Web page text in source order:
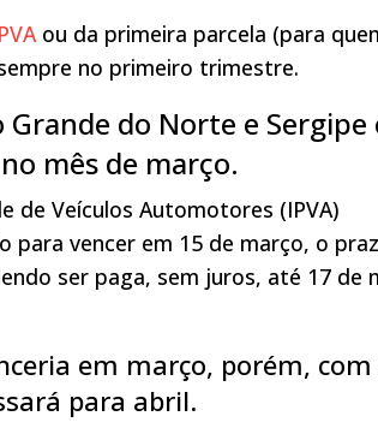
ou da primeira parcela (para
no primeiro trimestre.
do Norte e Sergipe
mês de março.
de Veículos Automotores (IPVA)
para vencer em 15 de março, o
ser paga, sem juros, até 17 de
em março, porém, com
para abril.